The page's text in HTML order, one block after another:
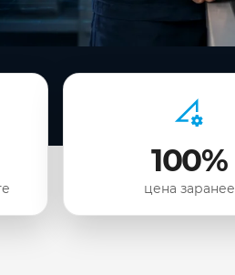
100%
цена заранее